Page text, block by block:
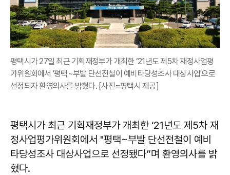
평택시가 27일 최근 기획재정부가 개최한 ‘21년도 제5차 재정사업평
가위원회에서 '평택~부발 단선전철이 예비타당성조사 대상사업'으로
선정되자 환영의사를 밝혔다. [사진=평택시 제공]
평택시가 최근 기획재정부가 개최한 ‘21년도 제5차 재
정사업평가위원회에서 "평택~부발 단선전철이 예비
타당성조사 대상사업으로 선정됐다”며 환영의사를 밝
혔다.